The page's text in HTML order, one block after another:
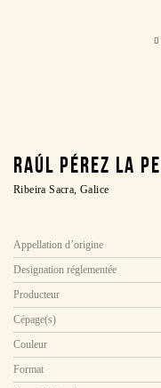
RAÚL PÉREZ LA
Ribeira Sacra, Galice
Appellation d’origine
Designation réglementée
Producteur
Cépage(s)
Couleur
Format